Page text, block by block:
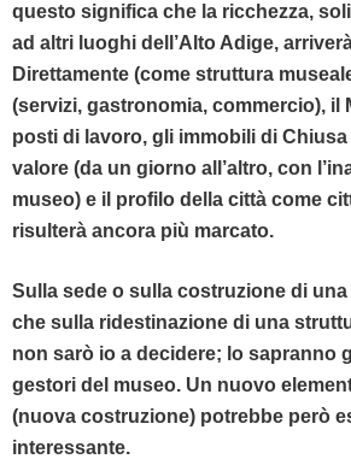
questo sig­nifi­ca che la ric­chez­za,
ad altri luoghi del­l’Al­to Adi­ge,
Diret­ta­mente (come strut­tura
(servizi, gas­trono­mia, com­mer­cio), il
posti di lavoro, gli immo­bili di
val­ore (da un giorno all’al­tro, con
museo) e il pro­fi­lo del­la cit­tà come
risul­terà anco­ra più marcato.
Sul­la sede o sul­la costruzione di
che sul­la rides­ti­nazione di una
non sarò io a decidere; lo sapran­no
gestori del museo. Un nuo­vo
(nuo­va costruzione) potrebbe però
interessante.